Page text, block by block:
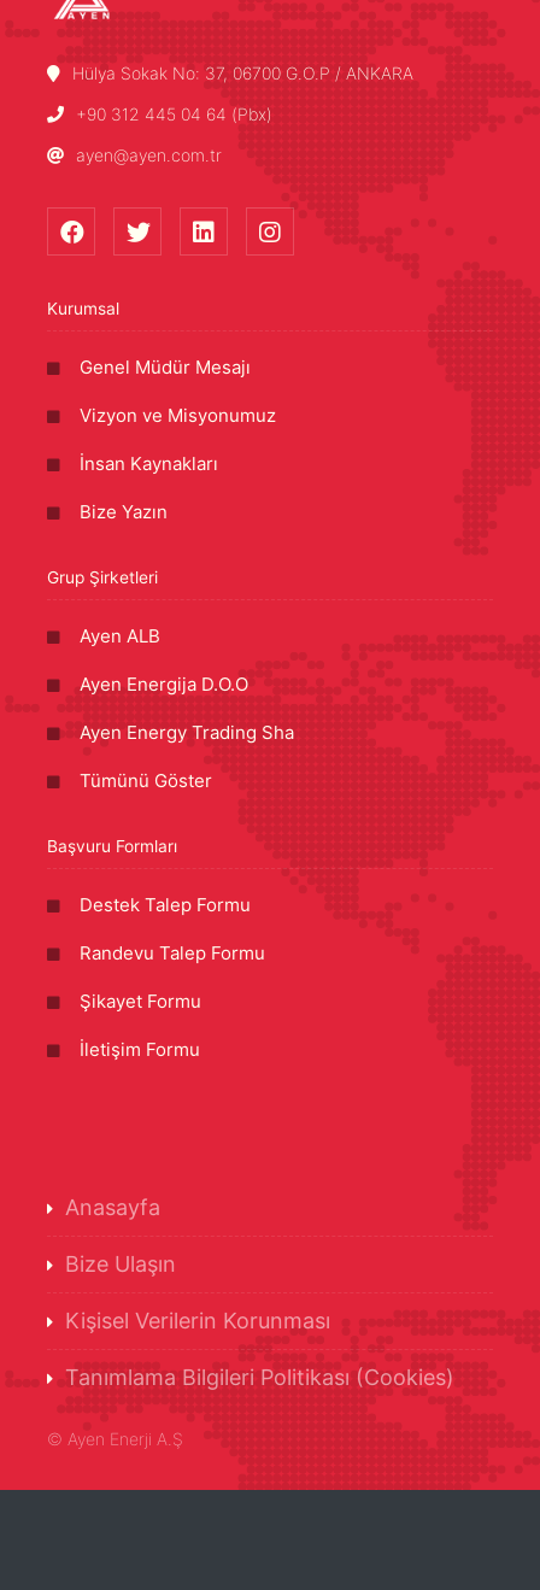
Hülya Sokak No: 37, 06700 G.O.P / ANKARA
+90 312 445 04 64 (Pbx)
ayen@ayen.com.tr
Kurumsal
Genel Müdür Mesajı
Vizyon ve Misyonumuz
İnsan Kaynakları
Bize Yazın
Grup Şirketleri
Ayen ALB
Ayen Energija D.O.O
Ayen Energy Trading Sha
Tümünü Göster
Başvuru Formları
Destek Talep Formu
Randevu Talep Formu
Şikayet Formu
İletişim Formu
Anasayfa
Bize Ulaşın
Kişisel Verilerin Korunması
Tanımlama Bilgileri Politikası (Cookies)
© Ayen Enerji A.Ş